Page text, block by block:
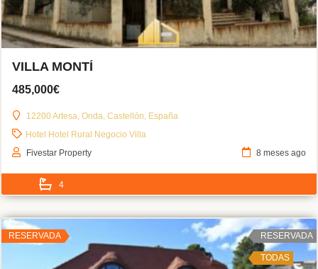
VILLA MONTÍ
485,000€
12200 Artesa, Onda, Castellón, España
Hotel Hotel Rural Negocio Villa
Fivestar Property
8 meses ago
4
RESERVADA RESERVADA
TODAS